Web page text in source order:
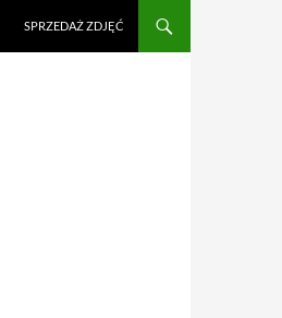
SPRZEDAŻ ZDJĘĆ